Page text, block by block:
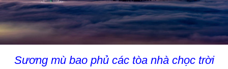
Sương mù bao phủ các tòa nhà chọc trời